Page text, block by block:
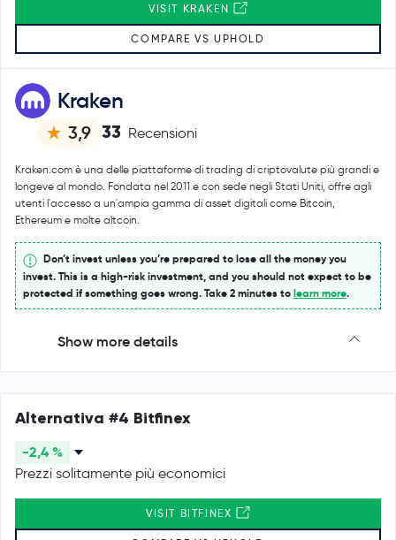
Kraken
3,9 33 Recensioni
Kraken.com è una delle piattaforme di trading di criptovalute più grandi e
longeve al mondo. Fondata nel 2011 e con sede negli Stati Uniti, offre agli
utenti l'accesso a un'ampia gamma di asset digitali come Bitcoin,
Ethereum e molte altcoin.
Don’t invest unless you’re prepared to lose all the money you
invest. This is a high-risk investment, and you should not expect to be
protected if something goes wrong. Take 2 minutes to learn more.
Show more details
VISIT KRAKEN
COMPARE VS UPHOLD
Alternativa #4 Bitfinex
-2,4 %
Prezzi solitamente più economici
VISIT BITFINEX